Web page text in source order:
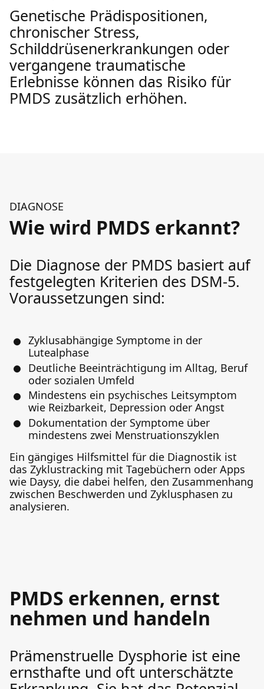
Genetische Prädispositionen,
chronischer Stress,
Schilddrüsenerkrankungen oder
vergangene traumatische
Erlebnisse können das Risiko für
PMDS zusätzlich erhöhen.
DIAGNOSE
Wie wird PMDS erkannt?
Die Diagnose der PMDS basiert auf
festgelegten Kriterien des DSM-5.
Voraussetzungen sind:
Zyklusabhängige Symptome in der
Lutealphase
Deutliche Beeinträchtigung im Alltag, Beruf
oder sozialen Umfeld
Mindestens ein psychisches Leitsymptom
wie Reizbarkeit, Depression oder Angst
Dokumentation der Symptome über
mindestens zwei Menstruationszyklen
Ein gängiges Hilfsmittel für die Diagnostik ist
das Zyklustracking mit Tagebüchern oder Apps
wie Daysy, die dabei helfen, den Zusammenhang
zwischen Beschwerden und Zyklusphasen zu
analysieren.
PMDS erkennen, ernst
nehmen und handeln
Prämenstruelle Dysphorie ist eine
ernsthafte und oft unterschätzte